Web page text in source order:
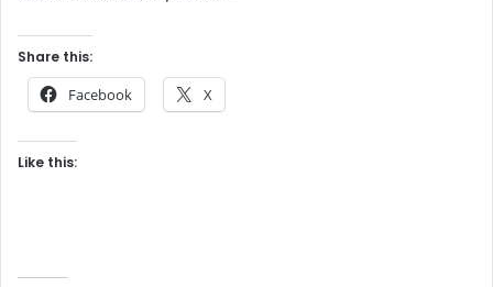
Share this:
Facebook X
Like this: